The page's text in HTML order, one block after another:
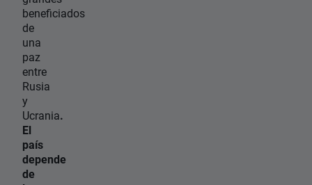
beneficiados
de
una
paz
entre
Rusia
y
Ucrania.
El
país
depende
de